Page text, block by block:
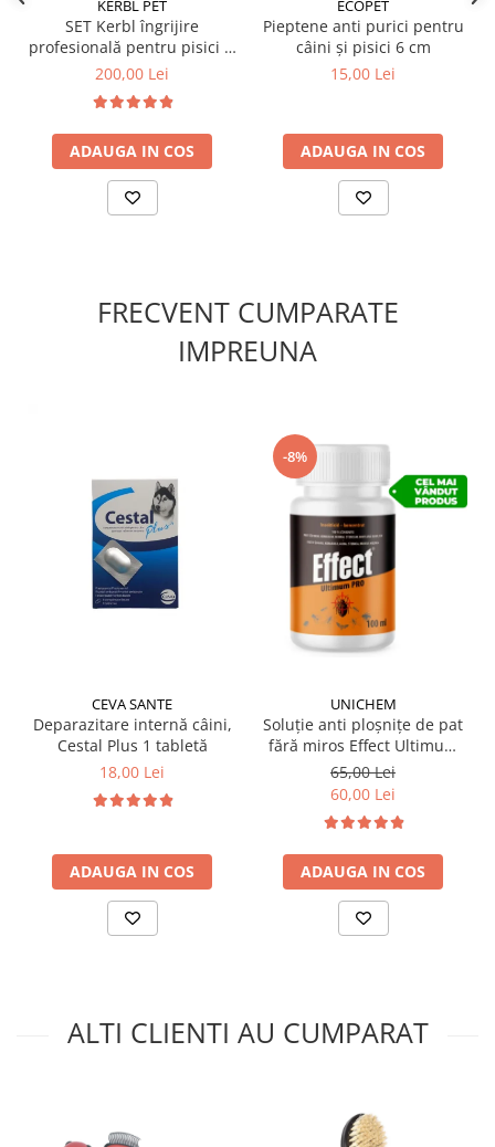
KERBL PET
SET Kerbl îngrijire
profesională pentru pisici și
câini de talie mică 7 piese
200,00 Lei
ADAUGA IN COS
ECOPET
Pieptene anti purici pentru
câini și pisici 6 cm
15,00 Lei
ADAUGA IN COS
FRECVENT CUMPARATE
IMPREUNA
CEVA SANTE
Deparazitare internă câini,
Cestal Plus 1 tabletă
18,00 Lei
ADAUGA IN COS
-8%
UNICHEM
Soluție anti ploșnițe de pat
fără miros Effect Ultimum
PRO 100 ml
65,00 Lei
60,00 Lei
ADAUGA IN COS
ALTI CLIENTI AU CUMPARAT